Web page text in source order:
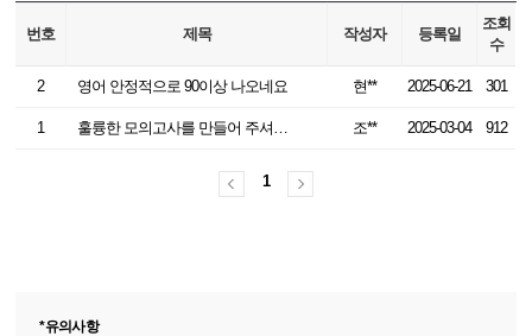
번호 제목 작성자 등록일
조회
수
2 영어 안정적으로 90이상 나오네요 현** 2025-06-21 301
1 조** 2025-03-04 912
1
*유의사항